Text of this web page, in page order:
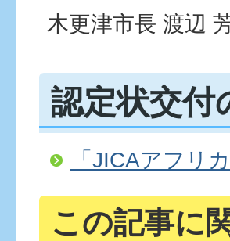
木更津市長 渡辺
認定状交付
「JICAアフリ
この記事に